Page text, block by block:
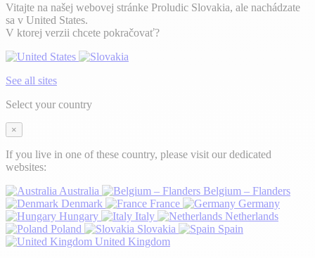
Vitajte na našej webovej stránke Proludic Slovakia, ale nachádzate
sa v United States.
V ktorej verzii chcete pokračovať?
See all sites
Select your country
×
If you live in one of these country, please visit our dedicated
websites:
Australia
Belgium – Flanders
Denmark
France
Germany
Hungary
Italy
Netherlands
Poland
Slovakia
Spain
United Kingdom